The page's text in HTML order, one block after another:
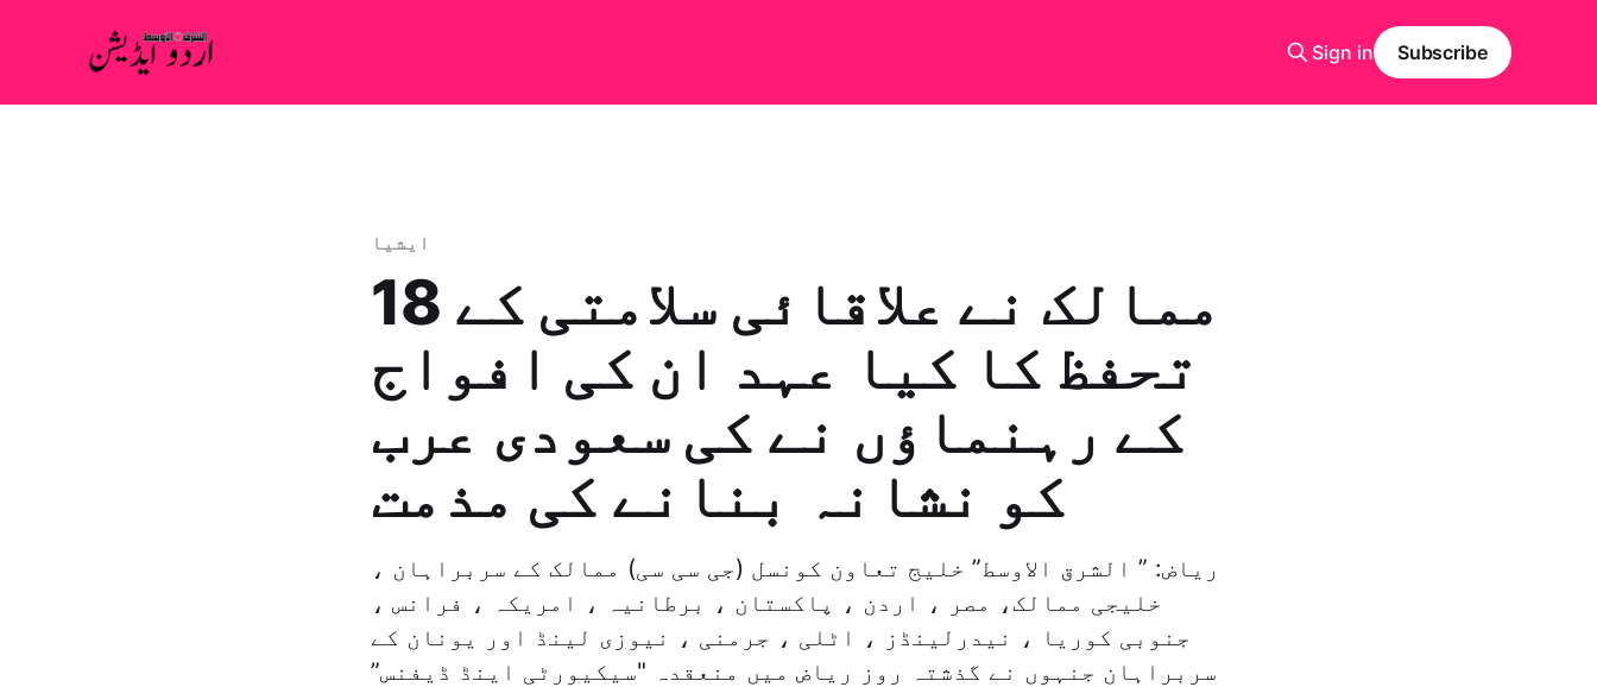
Sign in Subscribe
ايشيا
18 ممالک نے علاقائی سلامتی کے
تحفظ کا کیا عہد ان کی افواج
کے رہنماؤں نے کی سعودی عرب
کو نشانہ بنانے کی مذمت
ریاض: ” الشرق الاوسط” خلیج تعاون کونسل (جی سی سی) ممالک کے سربراہان ،
خلیجی ممالک، مصر ، اردن ، پاکستان ، برطانیہ ، امریکہ ، فرانس ،
جنوبی کوریا ، نیدرلینڈز ، اٹلی ، جرمنی ، نیوزی لینڈ اور یونان کے
سربراہان جنہوں نے گذشتہ روز ریاض میں منعقدہ "سیکیورٹی اینڈ ڈیفنس”